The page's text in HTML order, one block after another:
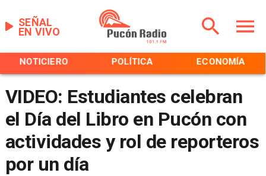
EN VIVO
SEÑAL
NOTICIERO POLÍTICA ECONOMÍA
VIDEO: Estudiantes celebran
el Día del Libro en Pucón con
actividades y rol de reporteros
por un día